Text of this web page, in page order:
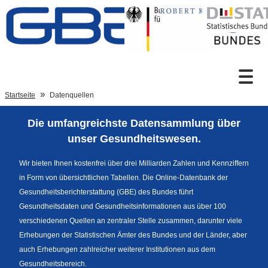
Zum Inhalt
Sprachumschaltung
Fußzeile
Startseite Datenquellen
Die umfangreichste Datensammlung über
unser Gesundheitswesen.
Wir bieten Ihnen kostenfrei über drei Milliarden Zahlen und Kennziffern
in Form von übersichtlichen Tabellen. Die Online-Datenbank der
Gesundheitsberichterstattung (GBE) des Bundes führt
Gesundheitsdaten und Gesundheitsinformationen aus über 100
verschiedenen Quellen an zentraler Stelle zusammen, darunter viele
Erhebungen der Statistischen Ämter des Bundes und der Länder, aber
auch Erhebungen zahlreicher weiterer Institutionen aus dem
Gesundheitsbereich.